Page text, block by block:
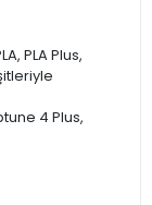
PLA Plus,
4 Plus,